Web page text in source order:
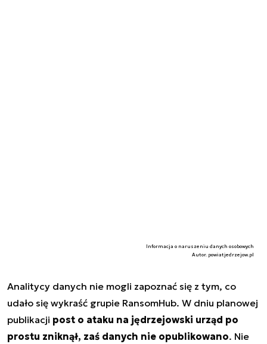
Informacja o naruszeniu danych osobowych
Autor. powiatjedrzejow.pl
Analitycy danych nie mogli zapoznać się z tym, co
udało się wykraść grupie RansomHub. W dniu planowej
publikacji post o ataku na jędrzejowski urząd po
prostu zniknął, zaś danych nie opublikowano. Nie